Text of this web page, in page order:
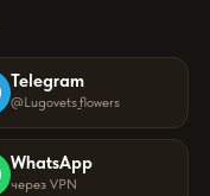
Telegram
@Lugovets_flowers
WhatsApp
через VPN